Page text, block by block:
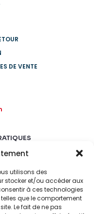
utilisons des
stocker et/ou accéder aux
à ces technologies
que le comportement
Le fait de ne pas
DE VENTE